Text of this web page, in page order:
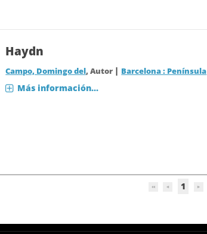
Haydn
Campo, Domingo del, Autor | Barcelona : Península
Más información...
1